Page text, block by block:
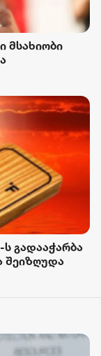
მსახიობი
ს გადააჭარბა
შეიზღუდა